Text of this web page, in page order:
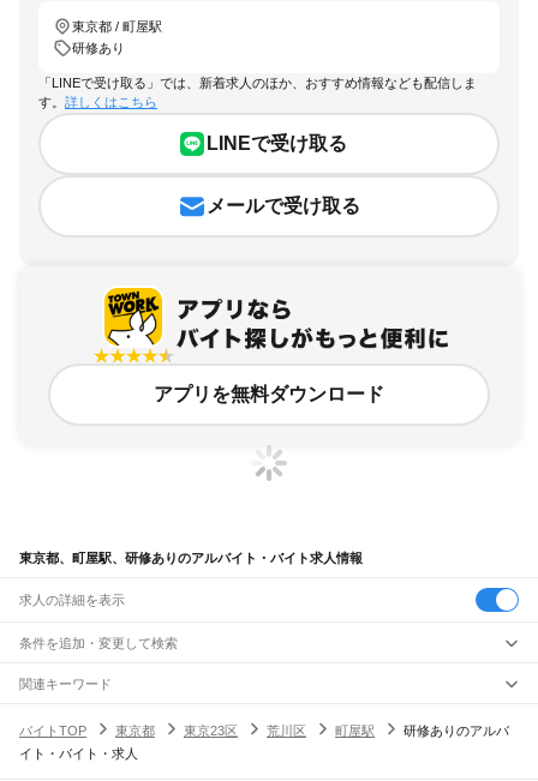
東京都 / 町屋駅
研修あり
「LINEで受け取る」では、新着求人のほか、おすすめ情報なども配信しま
す。 詳しくはこちら
LINEで受け取る
メールで受け取る
アプリを無料ダウンロード
東京都、町屋駅、研修ありのアルバイト・バイト求人情報
求人の詳細を表示
条件を追加・変更して検索
市区町村を追加・変更
東京都すべて
東京23区 すべて
駅を追加・変更
職種を追加・変更
関連キーワード
バイトTOP
東京都 東京23区 荒川区 町屋駅
研修ありのアルバ
イト・バイト・求人